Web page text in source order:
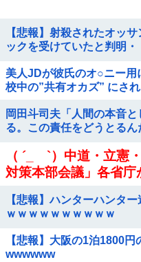
【悲報】射殺されたオッ
ックを受けていたと判明・
美人JDが彼氏のオ○ニー
校中の”共有オカズ” にさ
岡田斗司夫「人間の本音
る。この責任をどうとるん
（ ´_ゝ`）中道・立憲
対策本部会議」各省
足や、...
【悲報】ハンターハンタ
ｗｗｗｗｗｗｗｗｗｗ
【悲報】大阪の1泊1800
wwwwww